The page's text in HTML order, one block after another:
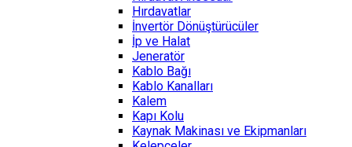
Hırdavatlar
İnvertör Dönüştürücüler
İp ve Halat
Jeneratör
Kablo Bağı
Kablo Kanalları
Kalem
Kapı Kolu
Kaynak Makinası ve Ekipmanları